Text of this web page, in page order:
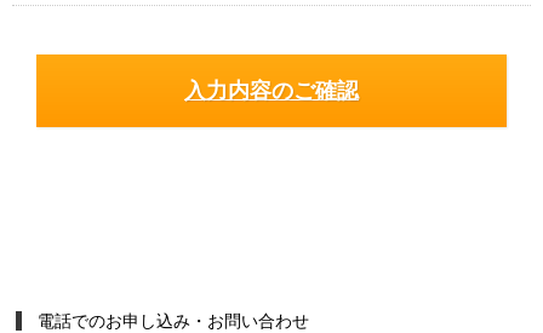
電話でのお申し込み・お問い合わせ